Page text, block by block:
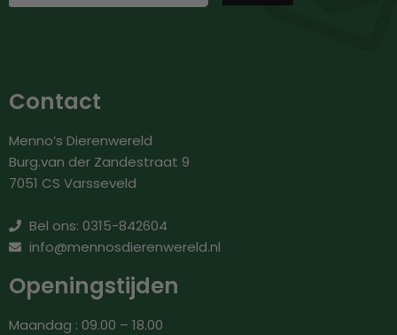
Contact
Menno’s Dierenwereld
Burg.van der Zandestraat 9
7051 CS Varsseveld
Bel ons: 0315-842604
info@mennosdierenwereld.nl
Openingstijden
Maandag : 09.00 – 18.00